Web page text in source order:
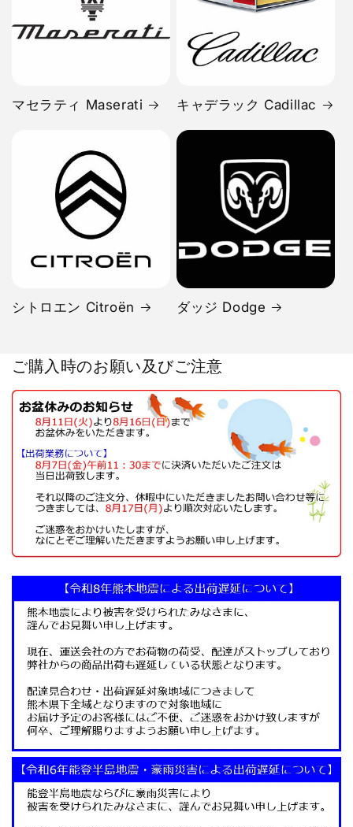
マセラティ Maserati キャデラック Cadillac
シトロエン Citroën ダッジ Dodge
ご購入時のお願い及びご注意